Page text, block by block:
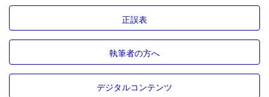
正誤表
執筆者の方へ
デジタルコンテンツ